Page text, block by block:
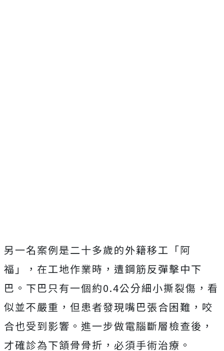
另一名案例是二十多歲的外籍移工「阿
福」，在工地作業時，遭鋼筋反彈擊中下
巴。下巴只有一個約0.4公分細小撕裂傷，看
似並不嚴重，但患者發現嘴巴張合困難，咬
合也受到影響。進一步做電腦斷層檢查後，
才確診為下頷骨骨折，必須手術治療。